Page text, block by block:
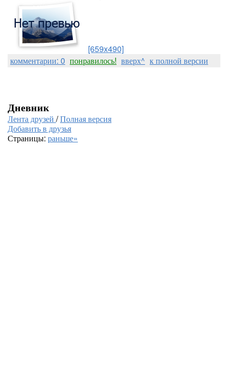
[659x490]
комментарии: 0 понравилось! вверх^ к полной версии
Дневник
Лента друзей /Полная версия
Добавить в друзья
Страницы: раньше»